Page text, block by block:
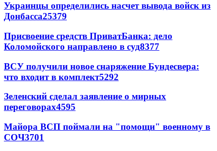
Украинцы определились насчет вывода войск из
Донбасса25379
Присвоение средств ПриватБанка: дело
Коломойского направлено в суд8377
ВСУ получили новое снаряжение Бундесвера:
что входит в комплект5292
Зеленский сделал заявление о мирных
переговорах4595
Майора ВСП поймали на "помощи" военному в
СОЧ3701